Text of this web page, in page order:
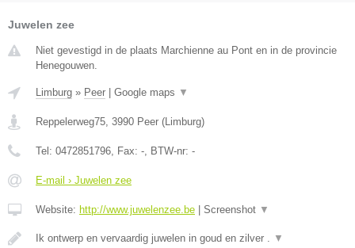
Juwelen zee
Niet gevestigd in de plaats Marchienne au Pont en in de provincie
Henegouwen.
Limburg » Peer Google maps ▼
Reppelerweg75 3990 Peer ( Limburg)
Tel: 0472851796 , Fax: - , BTW-nr: -
E-mail › Juwelen zee
Website: http://www.juwelenzee.be Screenshot ▼
Ik ontwerp en vervaardig juwelen in goud en zilver . ▼